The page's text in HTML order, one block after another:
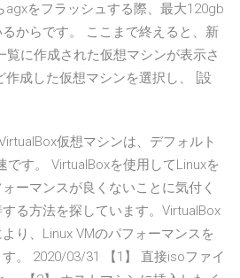
agxをフラッシュする際、最大120gb
からです。 ここまで終えると、新
覧に作成された仮想マシンが表示さ
成した仮想マシンを選択し、 [設
仮想マシンは、デフォルト
です。 VirtualBoxを使用してLinuxを
ーマンスが良くないことに気付く
る方法を探しています。VirtualBox
り、Linux VMのパフォーマンスを
。 2020/03/31 【1】 直接isoファイ